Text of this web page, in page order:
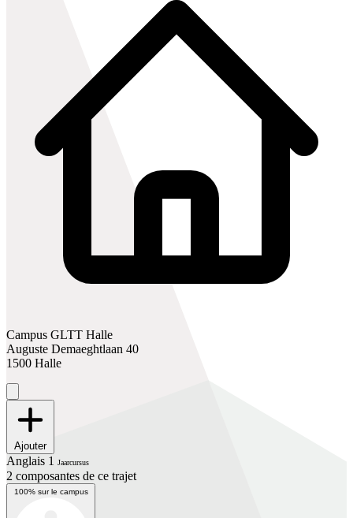
Campus GLTT Halle
Auguste Demaeghtlaan 40
1500 Halle
Ajouter
Anglais 1 Jaarcursus
2 composantes de ce trajet
100% sur le campus